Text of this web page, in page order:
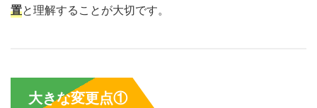
置と理解することが大切です。
大きな変更点①